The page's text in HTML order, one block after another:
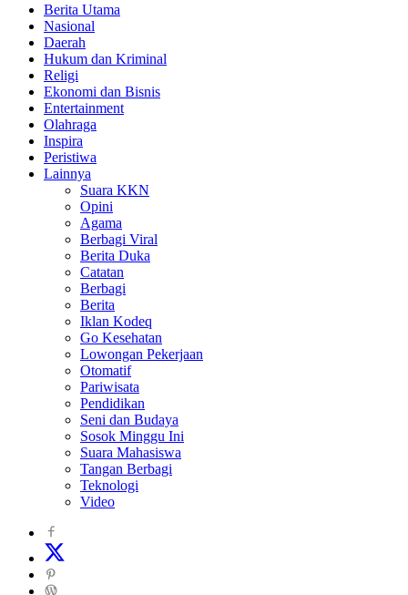
Berita Utama
Nasional
Daerah
Hukum dan Kriminal
Religi
Ekonomi dan Bisnis
Entertainment
Olahraga
Inspira
Peristiwa
Lainnya
Suara KKN
Opini
Agama
Berbagi Viral
Berita Duka
Catatan
Berbagi
Berita
Iklan Kodeq
Go Kesehatan
Lowongan Pekerjaan
Otomatif
Pariwisata
Pendidikan
Seni dan Budaya
Sosok Minggu Ini
Suara Mahasiswa
Tangan Berbagi
Teknologi
Video